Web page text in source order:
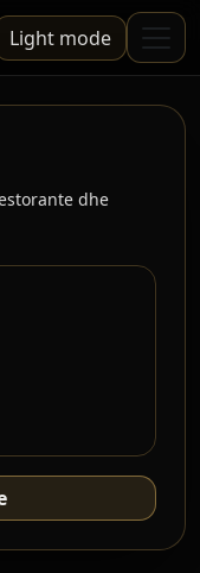
Light mode
dhe